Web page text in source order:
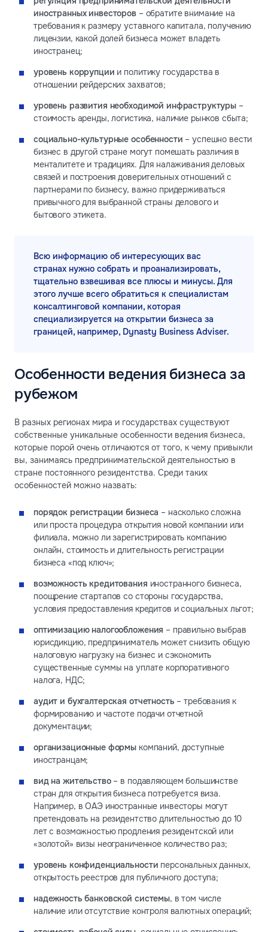
иностранных инвесторов– обратите внимание на
требования к размеру уставного капитала, получению
лицензии, какой долей бизнеса может владеть
иностранец;
уровень коррупции и политику государства в
отношении рейдерских захватов;
уровень развития необходимой инфраструктуры–
стоимость аренды, логистика, наличие рынков сбыта;
социально-культурные особенности – успешно вести
бизнес в другой стране могут помешать различия в
менталитете и традициях. Для налаживания деловых
связей и построения доверительных отношений с
партнерами по бизнесу, важно придерживаться
привычного для выбранной страны делового и
бытового этикета.
Всю информацию об интересующих вас
странах нужно собрать и проанализировать,
тщательно взвешивая все плюсы и минусы. Для
этого лучше всего обратиться к специалистам
консалтинговой компании, которая
специализируется на открытии бизнеса за
границей, например, Dynasty Business Adviser.
Особенности ведения бизнеса за
рубежом
В разных регионах мира и государствах существуют
собственные уникальные особенности ведения бизнеса,
которые порой очень отличаются от того, к чему привыкли
вы, занимаясь предпринимательской деятельностью в
стране постоянного резидентства. Среди таких
особенностей можно назвать:
порядок регистрации бизнеса – насколько сложна
или проста процедура открытия новой компании или
филиала, можно ли зарегистрировать компанию
онлайн, стоимость и длительность регистрации
бизнеса «под ключ»;
возможность кредитования иностранного бизнеса,
поощрение стартапов со стороны государства,
условия предоставления кредитов и социальных льгот;
оптимизацию налогообложения – правильно выбрав
юрисдикцию, предприниматель может снизить общую
налоговую нагрузку на бизнес и сэкономить
существенные суммы на уплате корпоративного
налога, НДС;
аудит и бухгалтерская отчетность – требования к
формированию и частоте подачи отчетной
документации;
организационные формы компаний, доступные
иностранцам;
вид на жительство– в подавляющем большинстве
стран для открытия бизнеса потребуется виза.
Например, в ОАЭ иностранные инвесторы могут
претендовать на резидентство длительностью до 10
лет с возможностью продления резидентской или
«золотой» визы неограниченное количество раз;
уровень конфиденциальности персональных данных,
открытость реестров для публичного доступа;
надежность банковской системы, в том числе
наличие или отсутствие контроля валютных операций;